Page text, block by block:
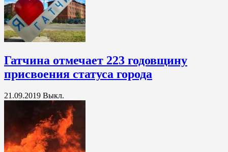
Гатчина отмечает 223 годовщину
присвоения статуса города
21.09.2019 Выкл.